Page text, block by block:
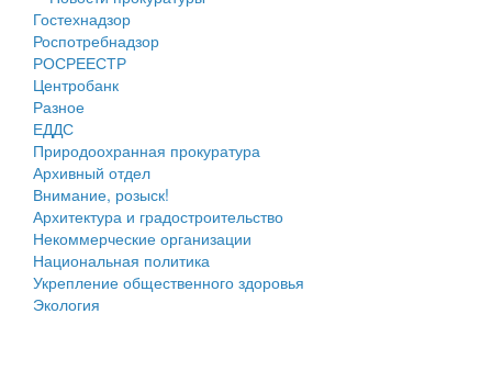
Собрание депутатов
Городское поселение
Сельские поселения
Гостехнадзор
Роспотребнадзор
РОСРЕЕСТР
Центробанк
Разное
ЕДДС
Природоохранная прокуратура
Архивный отдел
Внимание, розыск!
Архитектура и градостроительство
Некоммерческие организации
Национальная политика
Укрепление общественного здоровья
Экология